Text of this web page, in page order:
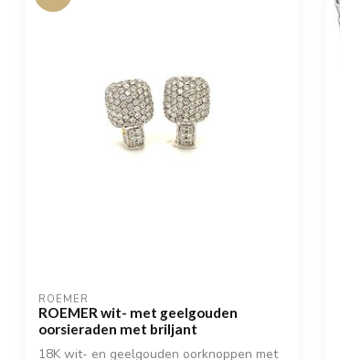
ROEMER
ROEMER wit- met geelgouden
oorsieraden met briljant
18K wit- en geelgouden oorknoppen met